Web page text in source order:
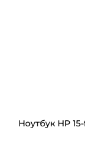
Ноутбук HP